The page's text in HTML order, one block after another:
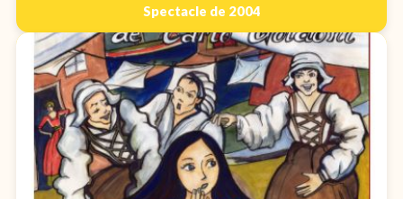
Spectacle de 2004